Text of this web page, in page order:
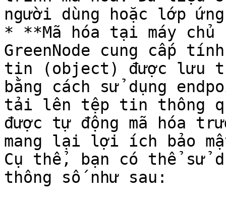
người dùng hoặc lớp
* **Mã hóa tại máy
GreenNode cung cấp
tin (object) được lưu
bằng cách sử dụng
tải lên tệp tin thông
được tự động mã hóa
mang lại lợi ích bảo
Cụ thể, bạn có thể sử
thông số như sau: